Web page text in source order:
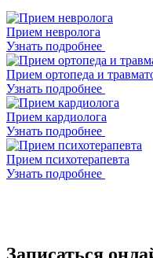
Прием невролога
Узнать подробнее
Прием ортопеда и
Узнать подробнее
Прием кардиолога
Узнать подробнее
Прием психотерапевта
Узнать подробнее